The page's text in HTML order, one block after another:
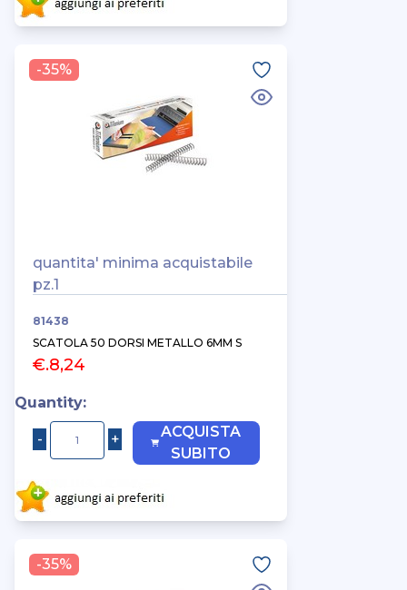
quantita' minima acquistabile
pz.1
81438
SCATOLA 50 DORSI METALLO 6MM S
€.8,24
Quantity:
ACQUISTA
SUBITO
-35%
-35%